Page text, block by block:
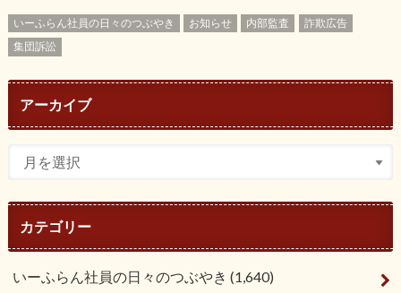
いーふらん社員の日々のつぶやき お知らせ 内部監査
詐欺広告
集団訴訟
アーカイブ
カテゴリー
いーふらん社員の日々のつぶやき (1,640)